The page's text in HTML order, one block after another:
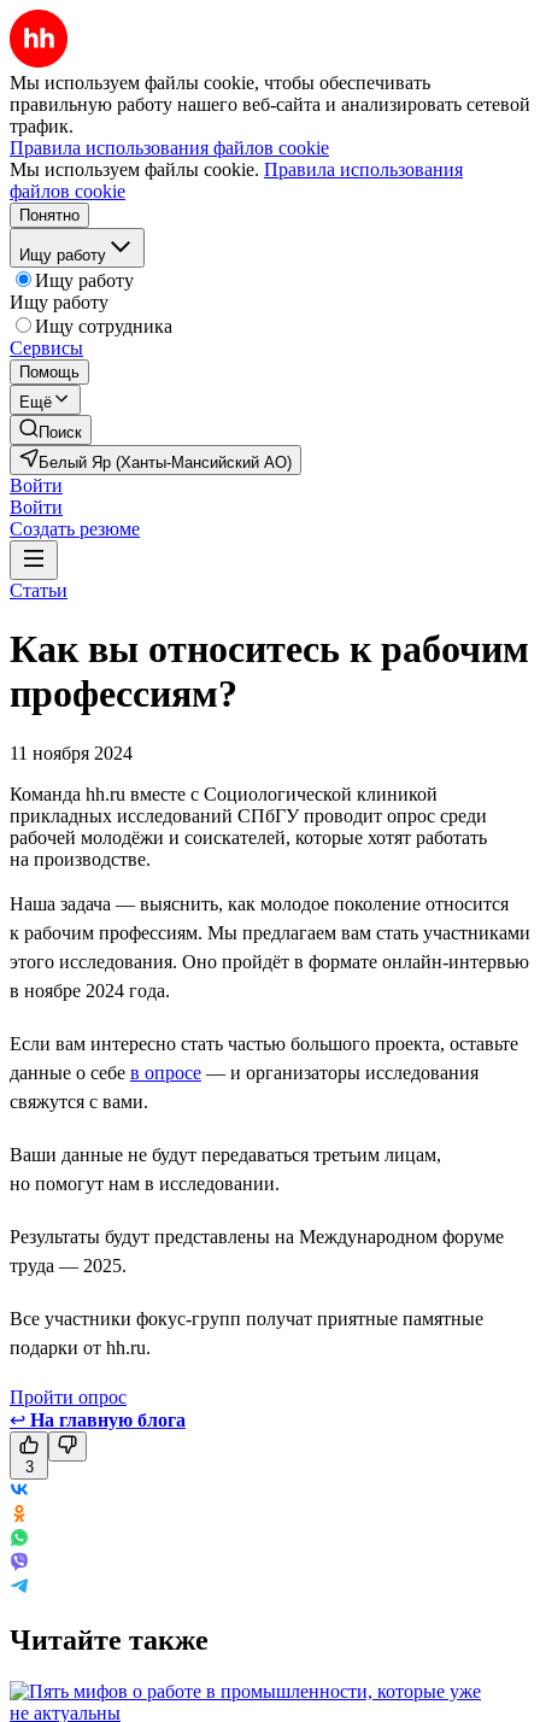
Мы используем файлы cookie, чтобы обеспечивать
правильную работу нашего веб-сайта и анализировать сетевой
трафик.
Правила использования файлов cookie
Мы используем файлы cookie. Правила использования
файлов cookie
Понятно
Ищу работу
Ищу работу
Ищу работу
Ищу сотрудника
Сервисы
Помощь
Ещё
Поиск
Белый Яр (Ханты-Мансийский АО)
Войти
Войти
Создать резюме
Статьи
Как вы относитесь к рабочим
профессиям?
11 ноября 2024
Команда hh.ru вместе с Социологической клиникой
прикладных исследований СПбГУ проводит опрос среди
рабочей молодёжи и соискателей, которые хотят работать
на производстве.
Наша задача — выяснить, как молодое поколение относится
к рабочим профессиям. Мы предлагаем вам стать участниками
этого исследования. Оно пройдёт в формате онлайн-интервью
в ноябре 2024 года.
Если вам интересно стать частью большого проекта, оставьте
данные о себе в опросе — и организаторы исследования
свяжутся с вами.
Ваши данные не будут передаваться третьим лицам,
но помогут нам в исследовании.
Результаты будут представлены на Международном форуме
труда — 2025.
Все участники фокус-групп получат приятные памятные
подарки от hh.ru.
Пройти опрос
↩ На главную блога
3
Читайте также